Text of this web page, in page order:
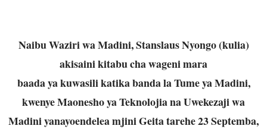
Naibu Waziri wa Madini, Stanslaus Nyongo (kulia)
akisaini kitabu cha wageni mara
baada ya kuwasili katika banda la Tume ya Madini,
kwenye Maonesho ya Teknolojia naUwekezaji wa
Madini yanayoendelea mjini Geita tarehe 23 Septemba,